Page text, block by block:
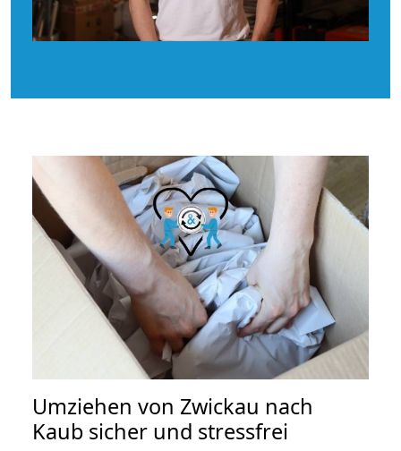
Umziehen von Zwickau nach
Kaub sicher und stressfrei